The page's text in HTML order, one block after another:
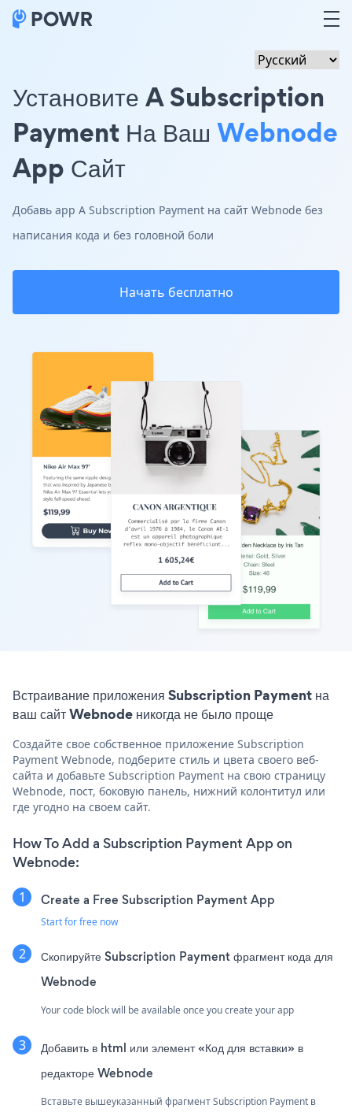
Установите A Subscription
Payment На Ваш Webnode
App Сайт
Добавь app A Subscription Payment на сайт Webnode без
написания кода и без головной боли
Начать бесплатно
Встраивание приложения Subscription Payment на
ваш сайт Webnode никогда не было проще
Создайте свое собственное приложение Subscription
Payment Webnode, подберите стиль и цвета своего веб-
сайта и добавьте Subscription Payment на свою страницу
Webnode, пост, боковую панель, нижний колонтитул или
где угодно на своем сайт.
How To Add a Subscription Payment App on
Webnode:
Create a Free Subscription Payment App
Start for free now
Скопируйте Subscription Payment фрагмент кода для
Webnode
Your code block will be available once you create your app
Добавить в html или элемент «Код для вставки» в
редакторе Webnode
Вставьте вышеуказанный фрагмент Subscription Payment в